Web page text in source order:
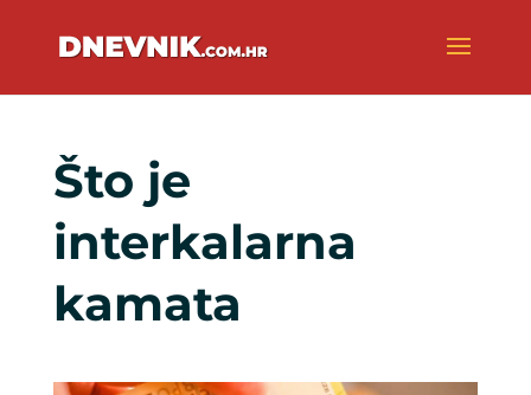
Što je
interkalarna
kamata